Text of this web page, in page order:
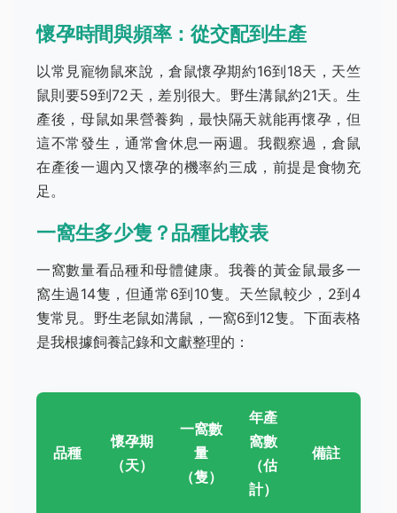
懷孕時間與頻率：從交配到生產
以常見寵物鼠來說，倉鼠懷孕期約16到18天，天竺
鼠則要59到72天，差別很大。野生溝鼠約21天。生
產後，母鼠如果營養夠，最快隔天就能再懷孕，但
這不常發生，通常會休息一兩週。我觀察過，倉鼠
在產後一週內又懷孕的機率約三成，前提是食物充
足。
一窩生多少隻？品種比較表
一窩數量看品種和母體健康。我養的黃金鼠最多一
窩生過14隻，但通常6到10隻。天竺鼠較少，2到4
隻常見。野生老鼠如溝鼠，一窩6到12隻。下面表格
是我根據飼養記錄和文獻整理的：
品種
懷孕期
（天）
一窩數
量
（隻）
年產
窩數
（估
計）
備註